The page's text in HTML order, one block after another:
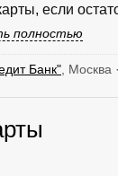
если
полностью
Банк" ,